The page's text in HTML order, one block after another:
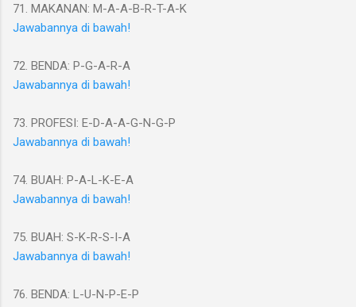
71. MAKANAN: M-A-A-B-R-T-A-K
Jawabannya di bawah!
72. BENDA: P-G-A-R-A
Jawabannya di bawah!
73. PROFESI: E-D-A-A-G-N-G-P
Jawabannya di bawah!
74. BUAH: P-A-L-K-E-A
Jawabannya di bawah!
75. BUAH: S-K-R-S-I-A
Jawabannya di bawah!
76. BENDA: L-U-N-P-E-P